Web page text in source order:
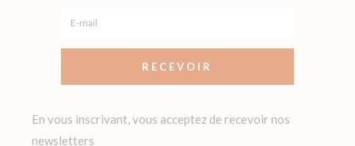
RECEVOIR
En vous inscrivant, vous acceptez de recevoir nos
newsletters